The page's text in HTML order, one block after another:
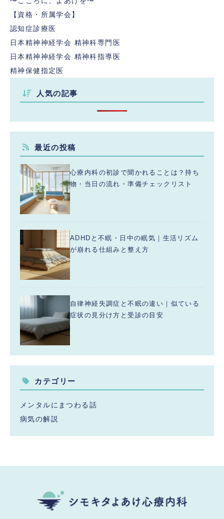
【資格・所属学会】
認知症診療医
日本精神神経学会 精神科専門医
日本精神神経学会 精神科指導医
精神保健指定医
人気の記事
最近の投稿
心療内科の初診で聞かれることは？持ち
物・当日の流れ・準備チェックリスト
ADHDと不眠・日中の眠気｜生活リズム
が崩れる仕組みと整え方
自律神経失調症と不眠の違い｜似ている
症状の見分け方と受診の目安
カテゴリー
メンタルにまつわる話
病気の解説